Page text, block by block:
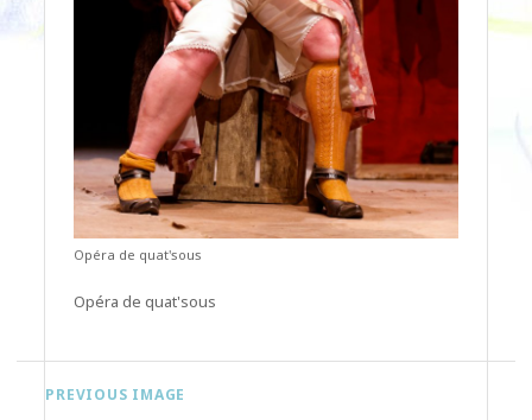
Opéra de quat'sous
Opéra de quat'sous
PREVIOUS IMAGE